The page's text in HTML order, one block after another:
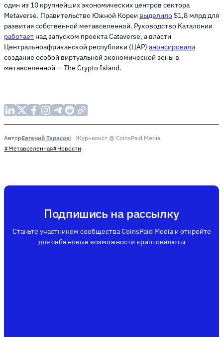
один из 10 крупнейших экономических центров сектора
Metaverse. Правительство Южной Кореи выделило $1,8 млрд для
развития собственной метавселенной. Руководство Каталонии
работает над запуском проекта Cataverse, а власти
Центральноафриканской республики (ЦАР) анонсировали
создание особой виртуальной экономической зоны в
метавселенной — The Crypto Island.
АвторЕвгений Тарасов
Журналист @ CoinsPaid Media
#Метавселенная#Новости
Подпишись на рассылку
Станьте участником сообщества CoinsPaid Media и откройте
для себя новые возможности криптовалюты